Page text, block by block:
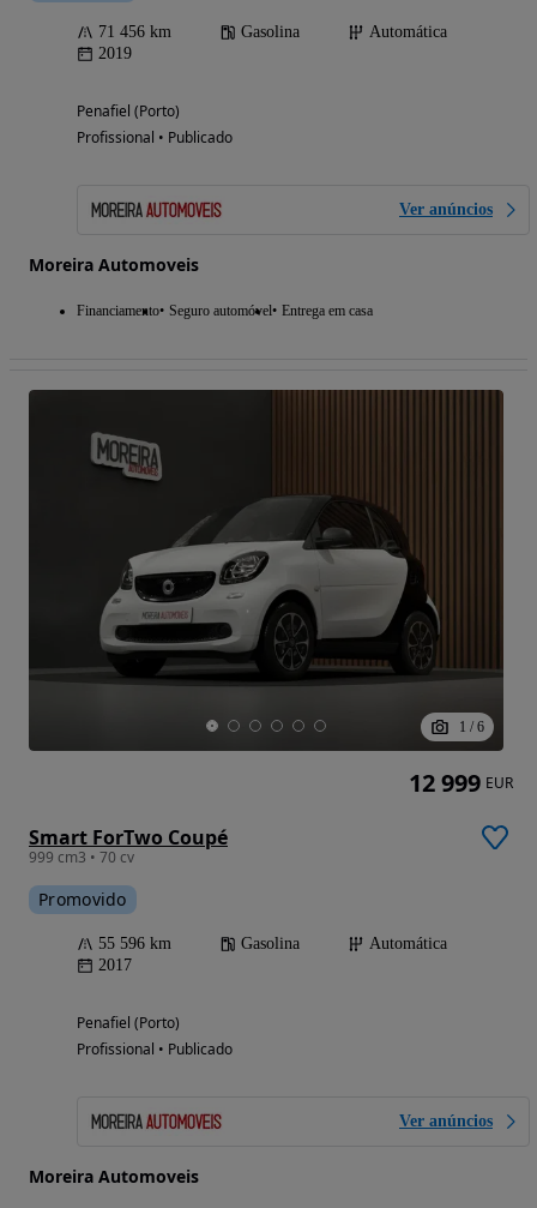
71 456 km Gasolina
Automática
2019
Penafiel (Porto)
Profissional • Publicado
Ver anúncios
Moreira Automoveis
Financiamento Seguro automóvel Entrega em casa
1 / 6
Smart ForTwo Coupé
999 cm3 • 70 cv
Promovido
55 596 km Gasolina
Automática
2017
Penafiel (Porto)
Profissional • Publicado
Ver anúncios
Moreira Automoveis
12 999 EUR